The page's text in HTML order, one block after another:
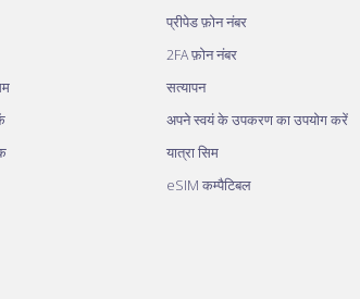
प्रीपेड फ़ोन नंबर
2FA फ़ोन नंबर
सत्यापन
अपने स्वयं के उपकरण का उपयोग करें
यात्रा सिम
eSIM कम्पैटिबल